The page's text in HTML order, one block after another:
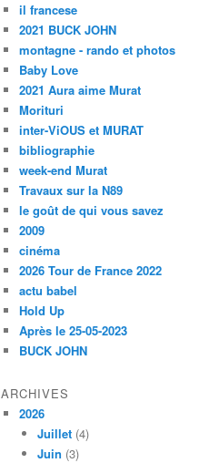
il francese
2021 BUCK JOHN
montagne - rando et photos
Baby Love
2021 Aura aime Murat
Morituri
inter-ViOUS et MURAT
bibliographie
week-end Murat
Travaux sur la N89
le goût de qui vous savez
2009
cinéma
2026 Tour de France 2022
actu babel
Hold Up
Après le 25-05-2023
BUCK JOHN
ARCHIVES
2026
Juillet (4)
Juin (3)